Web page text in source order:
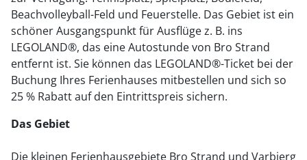
Beachvolleyball-Feld und Feuerstelle. Das Gebiet ist ein
schöner Ausgangspunkt fürAusflüge z. B. ins
LEGOLAND®, das eine Autostunde von Bro Strand
entfernt ist. Sie können das LEGOLAND®-Ticket bei der
Buchung Ihres Ferienhauses mitbestellen und sich so
25 % Rabatt auf den Eintrittspreis sichern.
Das Gebiet
Die kleinen Ferienhausgebiete Bro Strand und Varbjerg